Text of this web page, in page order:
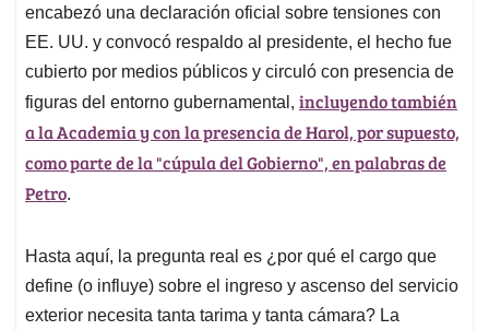
encabezó una declaración oficial sobre tensiones con
EE. UU. y convocó respaldo al presidente, el hecho fue
cubierto por medios públicos y circuló con presencia de
figuras del entorno gubernamental, incluyendo también
a la Academia y con la presencia de Harol, por supuesto,
como parte de la "cúpula del Gobierno", en palabras de
Petro.
Hasta aquí, la pregunta real es ¿por qué el cargo que
define (o influye) sobre el ingreso y ascenso del servicio
exterior necesita tanta tarima y tanta cámara? La